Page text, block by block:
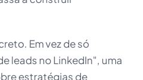
Em vez de só
leads no LinkedIn", uma
estratégias de